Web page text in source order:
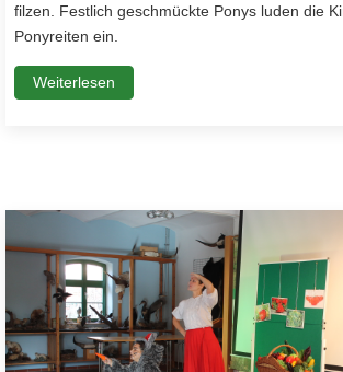
filzen. Festlich geschmückte Ponys luden die
Ponyreiten ein.
Weiterlesen